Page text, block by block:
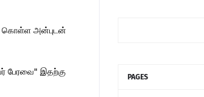
கொள்ள அன்புடன்
பேரவை" இதற்கு
PAGES